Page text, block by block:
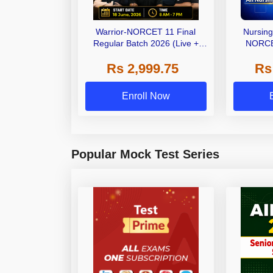
Warrior-NORCET 11 Final
Regular Batch 2026 (Live +
Rs 2,999.75
Enroll Now
Popular Mock Test Series